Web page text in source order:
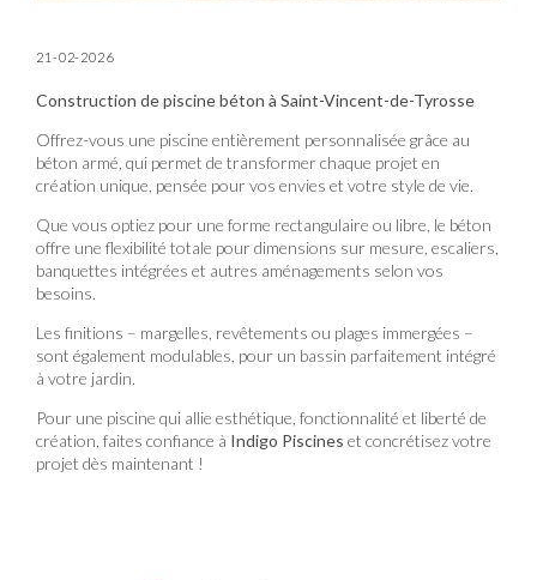
21-02-2026
Construction de piscine béton à Saint-Vincent-de-Tyrosse
Offrez-vous une piscine entièrement personnalisée grâce au
béton armé, qui permet de transformer chaque projet en
création unique, pensée pour vos envies et votre style de vie.
Que vous optiez pour une forme rectangulaire ou libre, le béton
offre une flexibilité totale pour dimensions sur mesure, escaliers,
banquettes intégrées et autres aménagements selon vos
besoins.
Les finitions – margelles, revêtements ou plages immergées –
sont également modulables, pour un bassin parfaitement intégré
à votre jardin.
Pour une piscine qui allie esthétique, fonctionnalité et liberté de
création, faites confiance à Indigo Piscines et concrétisez votre
projet dès maintenant !